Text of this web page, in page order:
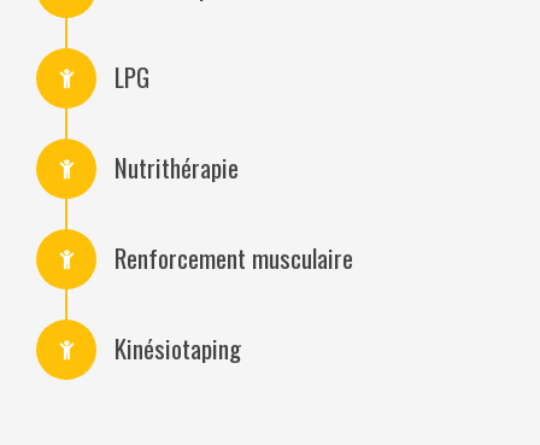
LPG
Nutrithérapie
Renforcement musculaire
Kinésiotaping